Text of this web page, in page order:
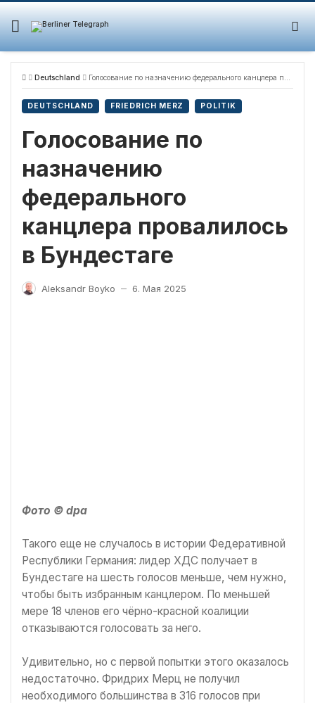
Skip
content
Deutschland Голосование по назначению федерального канцлера провалилось в Бундестаге
DEUTSCHLAND FRIEDRICH MERZ POLITIK
Голосование по
назначению
федерального
канцлера провалилось
в Бундестаге
Aleksandr Boyko — 6. Мая 2025
Фото © dpa
Такого еще не случалось в истории Федеративной
Республики Германия: лидер ХДС получает в
Бундестаге на шесть голосов меньше, чем нужно,
чтобы быть избранным канцлером. По меньшей
мере 18 членов его чёрно-красной коалиции
отказываются голосовать за него.
Удивительно, но с первой попытки этого оказалось
недостаточно. Фридрих Мерц не получил
необходимого большинства в 316 голосов при